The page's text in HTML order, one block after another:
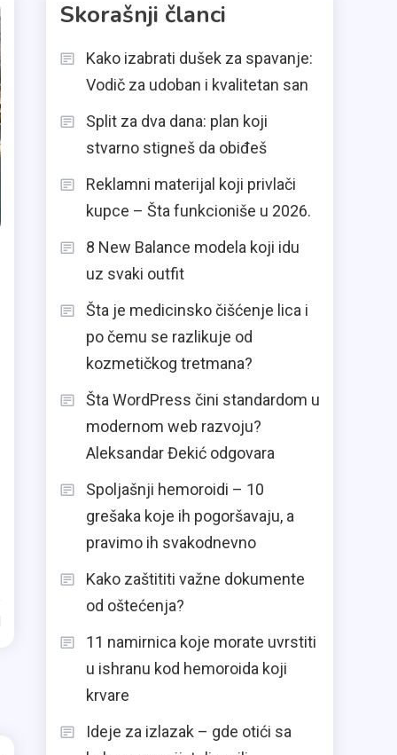
Skorašnji članci
Kako izabrati dušek za spavanje:
Vodič za udoban i kvalitetan san
Split za dva dana: plan koji
stvarno stigneš da obiđeš
Reklamni materijal koji privlači
kupce – Šta funkcioniše u 2026.
8 New Balance modela koji idu
uz svaki outfit
Šta je medicinsko čišćenje lica i
po čemu se razlikuje od
kozmetičkog tretmana?
Šta WordPress čini standardom u
modernom web razvoju?
Aleksandar Đekić odgovara
Spoljašnji hemoroidi – 10
grešaka koje ih pogoršavaju, a
pravimo ih svakodnevno
Kako zaštititi važne dokumente
od oštećenja?
11 namirnica koje morate uvrstiti
u ishranu kod hemoroida koji
krvare
Ideje za izlazak – gde otići sa